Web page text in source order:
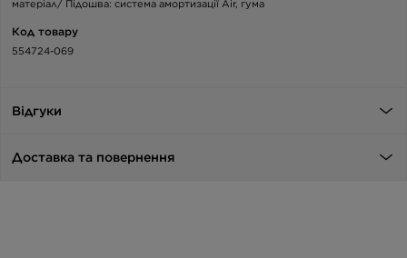
матеріал/ Підошва: система амортизації Air, гума
Код товару
554724-069
Відгуки
Доставка та повернення